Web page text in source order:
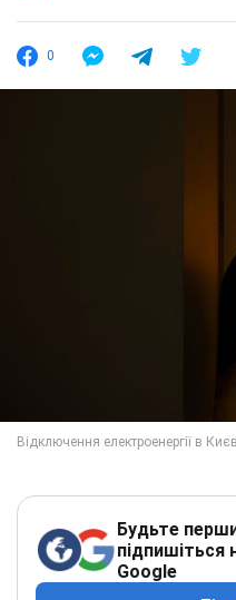
0
Будьте
підпишіться
Google